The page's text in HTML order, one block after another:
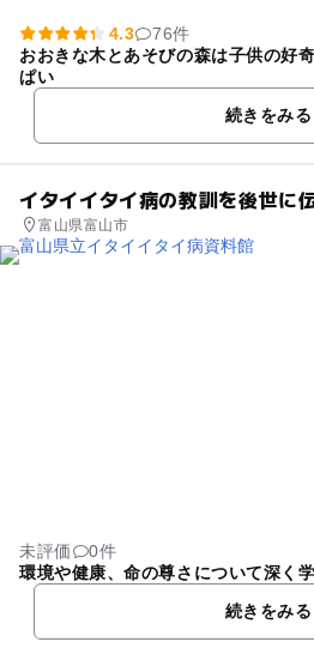
4.3
76件
おおきな木とあそびの森は子供の好
ぱい
続きをみる
イタイイタイ病の教訓を後世に
富山県富山市
未評価
0件
環境や健康、命の尊さについて深く
続きをみる